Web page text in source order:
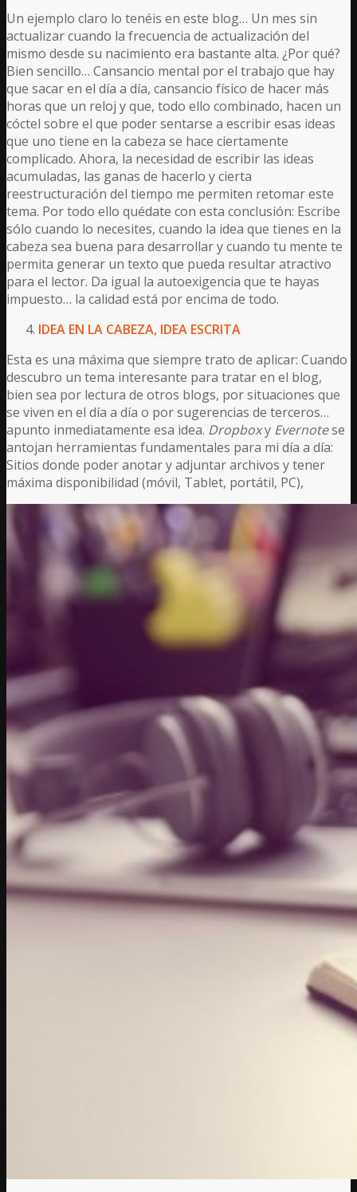
Un ejemplo claro lo tenéis en este blog… Un mes sin
actualizar cuando la frecuencia de actualización del
mismo desde su nacimiento era bastante alta. ¿Por qué?
Bien sencillo… Cansancio mental por el trabajo que hay
que sacar en el día a día, cansancio físico de hacer más
horas que un reloj y que, todo ello combinado, hacen un
cóctel sobre el que poder sentarse a escribir esas ideas
que uno tiene en la cabeza se hace ciertamente
complicado. Ahora, la necesidad de escribir las ideas
acumuladas, las ganas de hacerlo y cierta
reestructuración del tiempo me permiten retomar este
tema. Por todo ello quédate con esta conclusión: Escribe
sólo cuando lo necesites, cuando la idea que tienes en la
cabeza sea buena para desarrollar y cuando tu mente te
permita generar un texto que pueda resultar atractivo
para el lector. Da igual la autoexigencia que te hayas
impuesto… la calidad está por encima de todo.
IDEA EN LA CABEZA, IDEA ESCRITA
Esta es una máxima que siempre trato de aplicar: Cuando
descubro un tema interesante para tratar en el blog,
bien sea por lectura de otros blogs, por situaciones que
se viven en el día a día o por sugerencias de terceros…
apunto inmediatamente esa idea. Dropboxy Evernotese
antojan herramientas fundamentales para mi día a día:
Sitios donde poder anotar y adjuntar archivos y tener
máxima disponibilidad (móvil, Tablet, portátil, PC),